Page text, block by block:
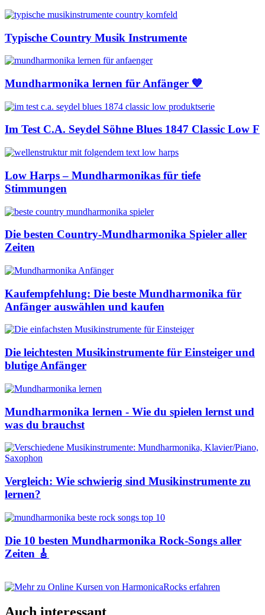
Typische Country Musik Instrumente
Mundharmonika lernen für Anfänger 💙
Im Test C.A. Seydel Söhne Blues 1847 Classic Low F
Low Harps – Mundharmonikas für tiefe
Stimmungen
Die besten Country-Mundharmonika Spieler aller
Zeiten
Kaufempfehlung: Die beste Mundharmonika für
Anfänger auswählen und kaufen
Die leichtesten Musikinstrumente für Einsteiger und
blutige Anfänger
Mundharmonika lernen - Wie du spielen lernst und
was du brauchst
Vergleich: Wie schwierig sind Musikinstrumente zu
lernen?
Die 10 besten Mundharmonika Rock-Songs aller
Zeiten 🎸